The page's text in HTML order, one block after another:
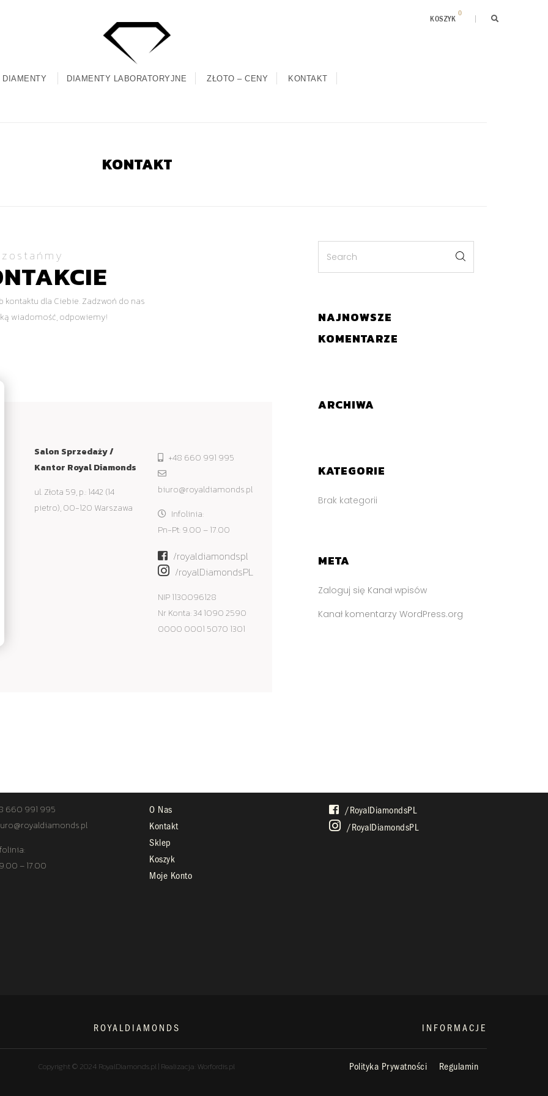
KOSZYK
0
DIAMENTY DIAMENTY LABORATORYJNE ZŁOTO – CENY KONTAKT
KONTAKT
dla Ciebie. Zadzwoń do nas
wiadomość, odpowiemy!
Salon Sprzedaży /
Kantor Royal Diamonds
ul. Złota 59, p.: 1442 (14
pietro), 00-120 Warszawa
+48 660 991 995
biuro@royaldiamonds.pl
Infolinia:
Pn-Pt: 9.00 – 17.00
/royaldiamondspl
/royalDiamondsPL
NIP 1130096128
Nr Konta: 34 1090 2590
0000 0001 5070 1301
NAJNOWSZE
KOMENTARZE
ARCHIWA
KATEGORIE
Brak kategorii
META
Zaloguj się Kanał wpisów
Kanał komentarzy WordPress.org
660 991 995
– 17.00
O Nas
Kontakt
Sklep
Koszyk
Moje Konto
/royalDiamondsPL
/royalDiamondsPL
ROYALDIAMONDS
Copyright © 2024 RoyalDiamonds.pl | Realizacja: Worfordis.pl
INFORMACJE
Polityka Prywatności Regulamin